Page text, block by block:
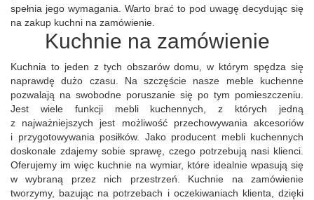
spełnia jego wymagania. Warto brać to pod uwagę decydując się
na zakup kuchni na zamówienie.
Kuchnie na zamówienie
Kuchnia to jeden z tych obszarów domu, w którym spędza się
naprawdę dużo czasu. Na szczęście nasze meble kuchenne
pozwalają na swobodne poruszanie się po tym pomieszczeniu.
Jest wiele funkcji mebli kuchennych, z których jedną
z najważniejszych jest możliwość przechowywania akcesoriów
i przygotowywania posiłków. Jako producent mebli kuchennych
doskonale zdajemy sobie sprawę, czego potrzebują nasi klienci.
Oferujemy im więc kuchnie na wymiar, które idealnie wpasują się
w wybraną przez nich przestrzeń. Kuchnie na zamówienie
tworzymy, bazując na potrzebach i oczekiwaniach klienta, dzięki